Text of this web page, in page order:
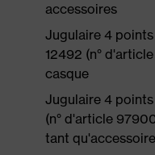
accessoires
Jugulaire 4
12492 (n°
casque
Jugulaire 4
(n° d'article
tant qu'accessoire